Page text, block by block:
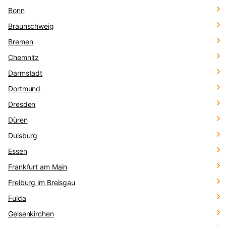
Bonn
Braunschweig
Bremen
Chemnitz
Darmstadt
Dortmund
Dresden
Düren
Duisburg
Essen
Frankfurt am Main
Freiburg im Breisgau
Fulda
Gelsenkirchen